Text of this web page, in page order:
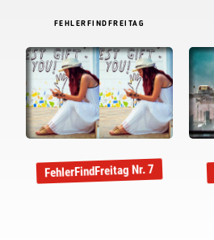
FEHLERFINDFREITAG
FehlerFindFreitag Nr. 7